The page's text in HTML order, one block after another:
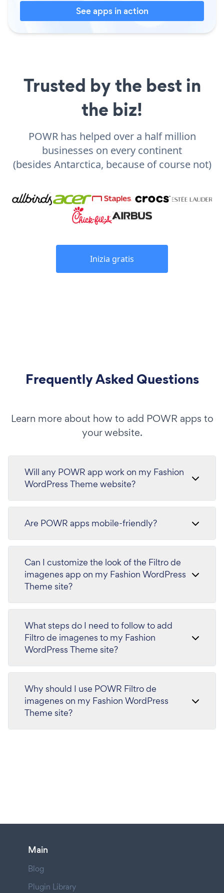
See apps in action
Trusted by the best in
the biz!
POWR has helped over a half million
businesses on every continent
(besides Antarctica, because of course not)
Inizia gratis
Frequently Asked Questions
Learn more about how to add POWR apps to
your website.
Will any POWR app work on my Fashion
WordPress Theme website?
Are POWR apps mobile-friendly?
Can I customize the look of the Filtro de
imagenes app on my Fashion WordPress
Theme site?
What steps do I need to follow to add
Filtro de imagenes to my Fashion
WordPress Theme site?
Why should I use POWR Filtro de
imagenes on my Fashion WordPress
Theme site?
Main
Blog
Plugin Library